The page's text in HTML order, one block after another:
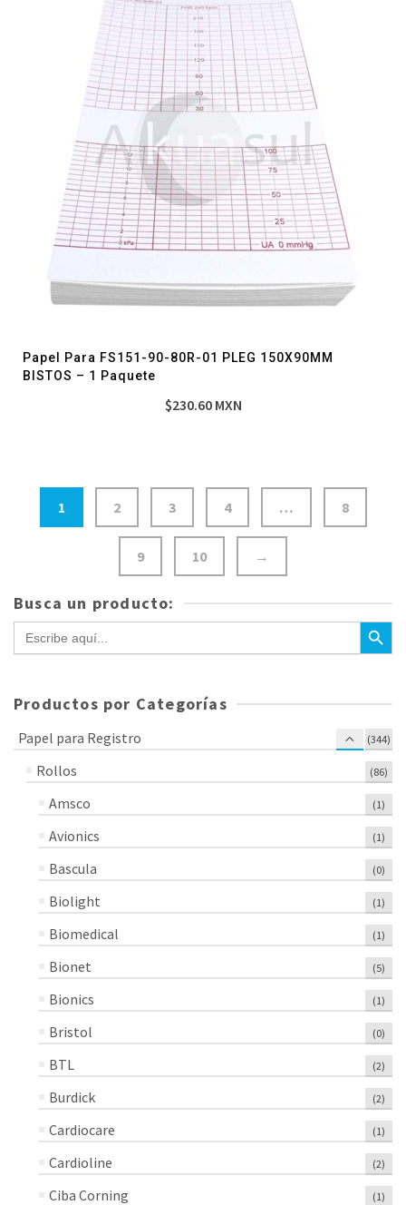
Papel Para FS151-90-80R-01 PLEG 150X90MM
BISTOS – 1 Paquete
$230.60MXN
1 2 3 4 … 8
9 10 →
Busca un producto:
Buscar: Botón de
Productos por Categorías
Papel para Registro (344)
Rollos (86)
Amsco (1)
Avionics (1)
Bascula (0)
Biolight (1)
Biomedical (1)
Bionet (5)
Bionics (1)
Bristol (0)
BTL (2)
Burdick (2)
Cardiocare (1)
Cardioline (2)
Ciba Corning (1)